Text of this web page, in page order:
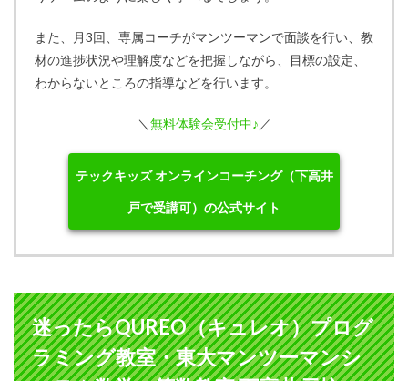
また、月3回、専属コーチがマンツーマンで面談を行い、教
材の進捗状況や理解度などを把握しながら、目標の設定、
わからないところの指導などを行います。
＼ 無料体験会受付中♪ ／
テックキッズ オンラインコーチング（下高井
戸で受講可）の公式サイト
迷ったらQUREO（キュレオ）プログ
ラミング教室・東大マンツーマンシ